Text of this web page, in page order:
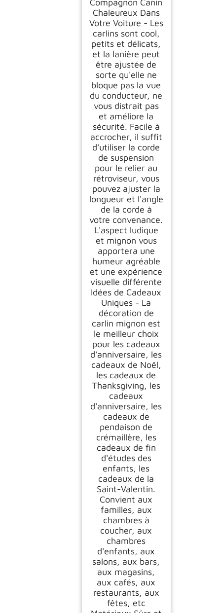
Chaleureux Dans
Votre Voiture - Les
carlins sont cool,
petits et délicats,
et la lanière peut
être ajustée de
sorte qu'elle ne
bloque pas la vue
du conducteur, ne
vous distrait pas
et améliore la
sécurité. Facile à
accrocher, il suffit
d'utiliser la corde
de suspension
pour le relier au
rétroviseur, vous
pouvez ajuster la
longueur et l'angle
de la corde à
votre convenance.
L'aspect ludique
et mignon vous
apportera une
humeur agréable
et une expérience
visuelle différente
Idées de Cadeaux
Uniques - La
décoration de
carlin mignon est
le meilleur choix
pour les cadeaux
d'anniversaire, les
cadeaux de Noël,
les cadeaux de
Thanksgiving, les
cadeaux
d'anniversaire, les
cadeaux de
pendaison de
crémaillère, les
cadeaux de fin
d'études des
enfants, les
cadeaux de la
Saint-Valentin.
Convient aux
familles, aux
chambres à
coucher, aux
chambres
d'enfants, aux
salons, aux bars,
aux magasins,
aux cafés, aux
restaurants, aux
fêtes, etc